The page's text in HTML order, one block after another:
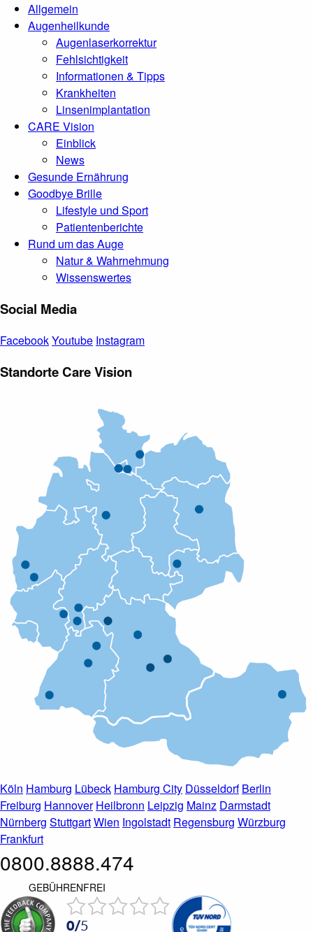
Allgemein
Augenheilkunde
Augenlaserkorrektur
Fehlsichtigkeit
Informationen & Tipps
Krankheiten
Linsenimplantation
CARE Vision
Einblick
News
Gesunde Ernährung
Goodbye Brille
Lifestyle und Sport
Patientenberichte
Rund um das Auge
Natur & Wahrnehmung
Wissenswertes
Social Media
FacebookYoutube Instagram
Standorte Care Vision
Köln Hamburg Lübeck Hamburg City Düsseldorf Berlin
Freiburg Hannover Heilbronn Leipzig Mainz Darmstadt
Nürnberg StuttgartWien Ingolstadt Regensburg Würzburg
Frankfurt
0800.8888.474
GEBÜHRENFREI
0/5